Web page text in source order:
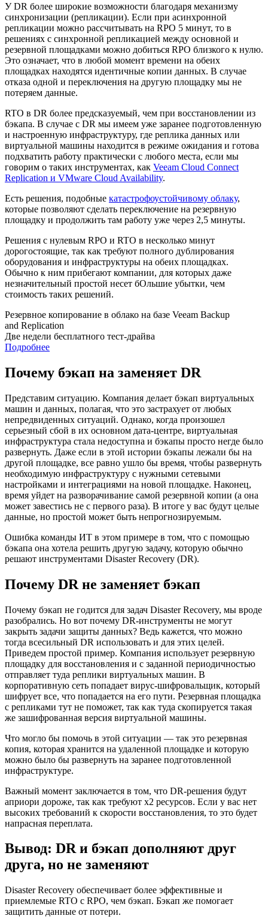
У DR более широкие возможности благодаря механизму
синхронизации (репликации). Если при асинхронной
репликации можно рассчитывать на RPO 5 минут, то в
решениях с синхронной репликацией между основной и
резервной площадками можно добиться RPO близкого к нулю.
Это означает, что в любой момент времени на обеих
площадках находятся идентичные копии данных. В случае
отказа одной и переключения на другую площадку мы не
потеряем данные.
RTO в DR более предсказуемый, чем при восстановлении из
бэкапа. В случае с DR мы имеем уже заранее подготовленную
и настроенную инфраструктуру, где реплика данных или
виртуальной машины находится в режиме ожидания и готова
подхватить работу практически с любого места, если мы
говорим о таких инструментах, как Veeam Cloud Connect
Replication и VMware Cloud Availability.
Есть решения, подобные катастрофоустойчивому облаку,
которые позволяют сделать переключение на резервную
площадку и продолжить там работу уже через 2,5 минуты.
Решения с нулевым RPO и RTO в несколько минут
дорогостоящие, так как требуют полного дублирования
оборудования и инфраструктуры на обеих площадках.
Обычно к ним прибегают компании, для которых даже
незначительный простой несет бОльшие убытки, чем
стоимость таких решений.
Резервное копирование в облако на базе Veeam Backup
and Replication
Две недели бесплатного тест-драйва
Подробнее
Почему бэкап на заменяет DR
Представим ситуацию. Компания делает бэкап виртуальных
машин и данных, полагая, что это застрахует от любых
непредвиденных ситуаций. Однако, когда произошел
серьезный сбой в их основном дата-центре, виртуальная
инфраструктура стала недоступна и бэкапы просто негде было
развернуть. Даже если в этой истории бэкапы лежали бы на
другой площадке, все равно ушло бы время, чтобы развернуть
необходимую инфраструктуру с нужными сетевыми
настройками и интеграциями на новой площадке. Наконец,
время уйдет на разворачивание самой резервной копии (а она
может завестись не с первого раза). В итоге у вас будут целые
данные, но простой может быть непрогнозируемым.
Ошибка команды ИТ в этом примере в том, что с помощью
бэкапа она хотела решить другую задачу, которую обычно
решают инструментами Disaster Recovery (DR).
Почему DR не заменяет бэкап
Почему бэкап не годится для задач Disaster Recovery, мы вроде
разобрались. Но вот почему DR-инструменты не могут
закрыть задачи защиты данных? Ведь кажется, что можно
тогда всесильный DR использовать и для этих целей.
Приведем простой пример. Компания использует резервную
площадку для восстановления и с заданной периодичностью
отправляет туда реплики виртуальных машин. В
корпоративную сеть попадает вирус-шифровальщик, который
шифрует все, что попадается на его пути. Резервная площадка
с репликами тут не поможет, так как туда скопируется такая
же зашифрованная версия виртуальной машины.
Что могло бы помочь в этой ситуации — так это резервная
копия, которая хранится на удаленной площадке и которую
можно было бы развернуть на заранее подготовленной
инфраструктуре.
Важный момент заключается в том, что DR-решения будут
априори дороже, так как требуют х2 ресурсов. Если у вас нет
высоких требований к скорости восстановления, то это будет
напрасная переплата.
Вывод: DR и бэкап дополняют друг
друга, но не заменяют
Disaster Recovery обеспечивает более эффективные и
приемлемые RTO с RPO, чем бэкап. Бэкап же помогает
защитить данные от потери.